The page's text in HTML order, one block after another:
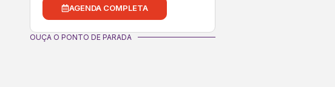
AGENDA COMPLETA
OUÇA O PONTO DE PARADA